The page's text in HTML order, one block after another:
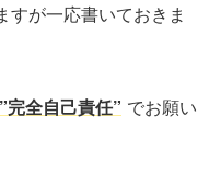
すが一応書いておきま
”完全自己責任” でお願い